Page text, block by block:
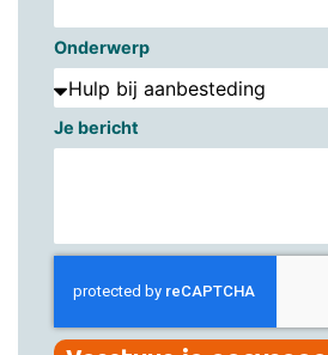
Onderwerp
Je bericht